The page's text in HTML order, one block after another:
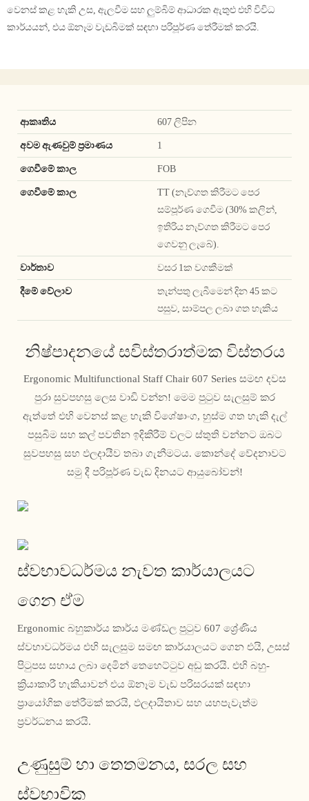
වෙනස් කළ හැකි උස, ඇලවීම සහ ලුම්බිම් ආධාරක ඇතුළු එහි විවිධ
කාර්යයන්, එය ඕනෑම වැඩබිමක් සඳහා පරිපූර්ණ තේරීමක් කරයි.
ආකෘතිය 607 ලිපින
අවම ඇණවුම් ප්‍රමාණය 1
ගෙවීමේ කාල FOB
ගෙවීමේ කාල
TT (නැව්ගත කිරීමට පෙර
සම්පූර්ණ ගෙවීම (30% කලින්,
ඉතිරිය නැව්ගත කිරීමට පෙර
ගෙවනු ලැබේ).
වාර්තාව වසර 1ක වගකීමක්
දීමේ වේලාව
තැන්පතු ලැබීමෙන් දින 45 කට
පසුව, සාම්පල ලබා ගත හැකිය
නිෂ්පාදනයේ සවිස්තරාත්මක විස්තරය
Ergonomic Multifunctional Staff Chair 607 Series සමඟ දවස
පුරා සුවපහසු ලෙස වාඩි වන්න! මෙම පුටුව සැලසුම් කර
ඇත්තේ එහි වෙනස් කළ හැකි විශේෂාංග, හුස්ම ගත හැකි දැල්
පසුබිම සහ කල් පවතින ඉදිකිරීම් වලට ස්තුති වන්නට ඔබට
සුවපහසු සහ ඵලදායීව තබා ගැනීමටය. කොන්දේ වේදනාවට
සමු දී පරිපූර්ණ වැඩ දිනයට ආයුබෝවන්!
ස්වභාවධර්මය නැවත කාර්යාලයට
ගෙන ඒම
Ergonomic බහුකාර්ය කාර්ය මණ්ඩල පුටුව 607 ශ්‍රේණිය
ස්වභාවධර්මය එහි සැලසුම සමඟ කාර්යාලයට ගෙන එයි, උසස්
පිටුපස සහාය ලබා දෙමින් තෙහෙට්ටුව අඩු කරයි. එහි බහු-
ක්‍රියාකාරී හැකියාවන් එය ඕනෑම වැඩ පරිසරයක් සඳහා
ප්‍රායෝගික තේරීමක් කරයි, ඵලදායිතාව සහ යහපැවැත්ම
ප්‍රවර්ධනය කරයි.
උණුසුම් හා තෙතමනය, සරල සහ
ස්වභාවික